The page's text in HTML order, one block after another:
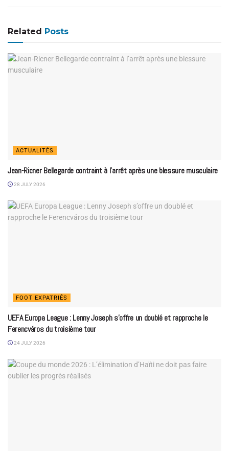
Related Posts
ACTUALITÉS
Jean-Ricner Bellegarde contraint à l’arrêt après une blessure musculaire
28 JULY 2026
FOOT EXPATRIÉS
UEFA Europa League : Lenny Joseph s’offre un doublé et rapproche le
Ferencváros du troisième tour
24 JULY 2026